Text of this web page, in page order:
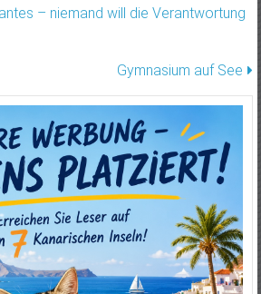
– niemand will die Verantwortung
Gymnasium auf See